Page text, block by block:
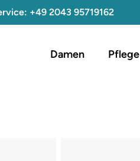
+49 2043 95719162
Damen Pflege